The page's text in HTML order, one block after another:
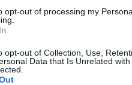
opt-out of processing my
opt-out of Collection, Use,
Data that Is Unrelated